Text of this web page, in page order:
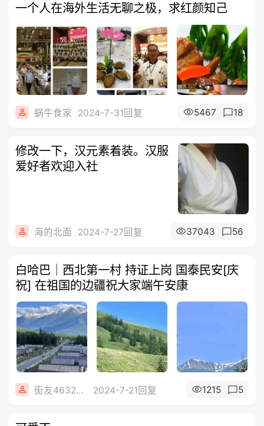
一个人在海外生活无聊之极，求红颜知己
蜗牛食家 2024-7-31回复 5467 18
修改一下，汉元素着装。汉服
爱好者欢迎入社
海的北面 2024-7-27回复 37043 56
白哈巴｜西北第一村 持证上岗 国泰民安[庆
祝] 在祖国的边疆祝大家端午安康
街友46326236 2024-7-21回复 1215 5